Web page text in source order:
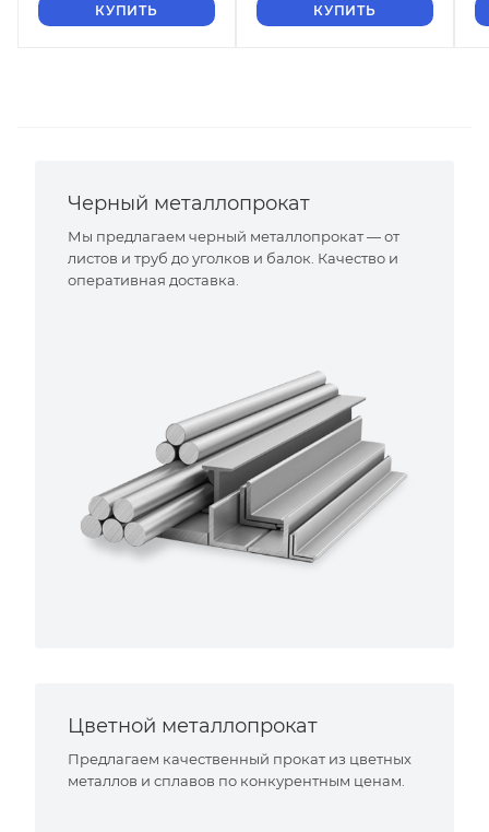
КУПИТЬ КУПИТЬ
Черный металлопрокат
Мы предлагаем черный металлопрокат — от
листов и труб до уголков и балок. Качество и
оперативная доставка.
Цветной металлопрокат
Предлагаем качественный прокат из цветных
металлов и сплавов по конкурентным ценам.